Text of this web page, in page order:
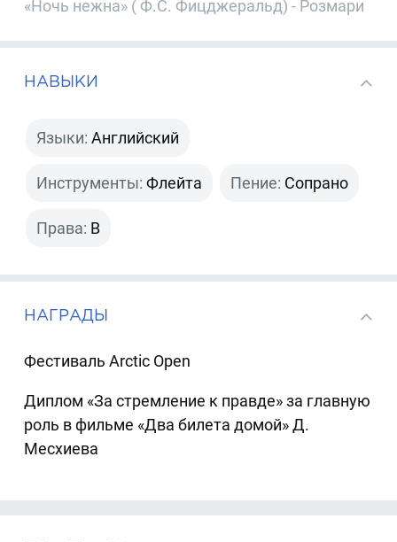
«Ночь нежна» ( Ф.С. Фицджеральд) - Розмари
НАВЫКИ
Языки: Английский
Инструменты: Флейта Пение: Сопрано
Права: B
НАГРАДЫ
Фестиваль Arctic Open
Диплом «За стремление к правде» за главную
роль в фильме «Два билета домой» Д.
Месхиева